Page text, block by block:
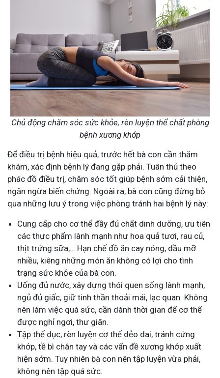
Chủ động chăm sóc sức khỏe, rèn luyện thể chất phòng
bệnh xương khớp
Để điều trị bệnh hiệu quả, trước hết bà con cần thăm
khám, xác định bệnh lý đang gặp phải. Tuân thủ theo
phác đồ điều trị, chăm sóc tốt giúp bệnh sớm cải thiện,
ngăn ngừa biến chứng. Ngoài ra, bà con cũng đừng bỏ
qua những lưu ý trong việc phòng tránh hai bệnh lý này:
Cung cấp cho cơ thể đầy đủ chất dinh dưỡng, ưu tiên
các thực phẩm lành mạnh như hoa quả tươi, rau củ,
thịt trứng sữa,… Hạn chế đồ ăn cay nóng, dầu mỡ
nhiều, kiêng những món ăn không có lợi cho tình
trạng sức khỏe của bà con.
Uống đủ nước, xây dựng thói quen sống lành mạnh,
ngủ đủ giấc, giữ tinh thần thoải mái, lạc quan. Không
nên làm việc quá sức, cần dành thời gian để cơ thể
được nghỉ ngơi, thư giãn.
Tập thể dục, rèn luyện cơ thể dẻo dai, tránh cứng
khớp, tề bì chân tay và các vấn đề xương khớp xuất
hiện sớm. Tuy nhiên bà con nên tập luyện vừa phải,
không nên tập quá sức.